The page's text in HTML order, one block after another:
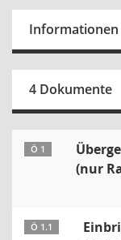
Informationen
4 Dokumente
Ö 1
(nur
Ö 1.1